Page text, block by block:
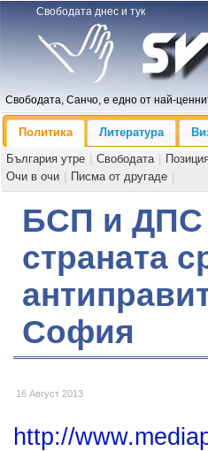
Свободата днес и тук
Свободата, Санчо, е едно от най-
Политика Литература
България утре
Свободата
Очи в очи
Писма от другаде
БСП и ДПС
страната
София
16 Август 2013
http://